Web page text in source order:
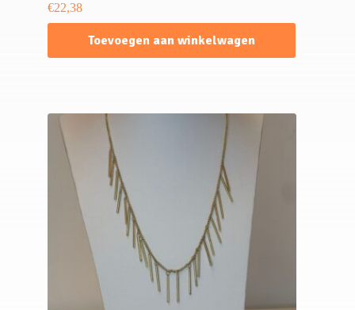
€22,38
Toevoegen aan winkelwagen